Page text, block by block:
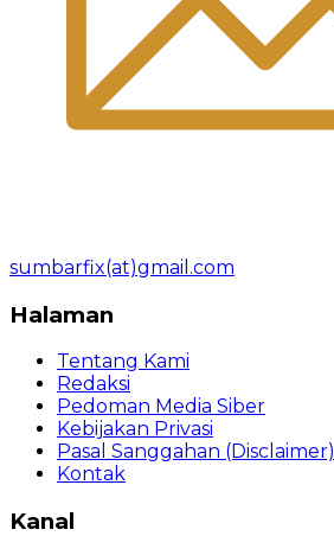
sumbarfix(at)gmail.com
Halaman
Tentang Kami
Redaksi
Pedoman Media Siber
Kebijakan Privasi
Pasal Sanggahan (Disclaimer)
Kontak
Kanal